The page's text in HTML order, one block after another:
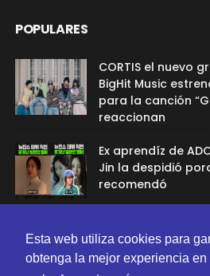
Esta web utiliza cookies para
obtenga la mejor experiencia
POPULARES
CORTIS el nuevo
BigHit Music
para la canción
reaccionan
Ex aprendíz de
Jin la despidió
recomendó
relación con G-